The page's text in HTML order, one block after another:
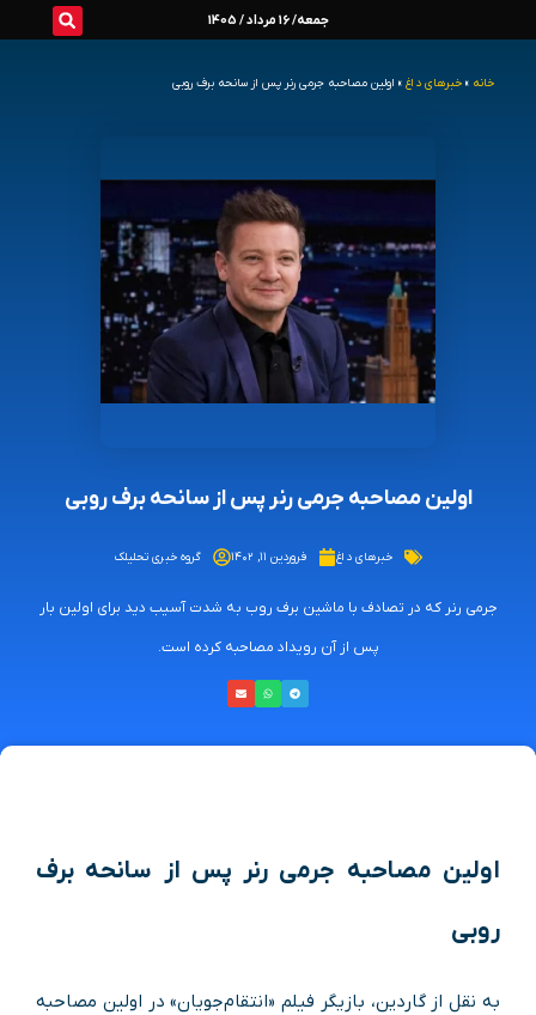
جمعه/ 16 مرداد / 1405
خانه » خبرهای داغ » اولین مصاحبه جرمی رنر پس از سانحه برف روبی
اولین مصاحبه جرمی رنر پس از سانحه برف روبی
خبرهای داغ فروردین ۱۱, ۱۴۰۲ گروه خبری تحلیلک
جرمی رنر که در تصادف با ماشین برف روب به شدت آسیب دید برای اولین بار
پس از آن رویداد مصاحبه کرده است.
اولین مصاحبه جرمی رنر پس از سانحه برف
روبی
به نقل از گاردین، بازیگر فیلم «انتقام‌جویان» در اولین مصاحبه